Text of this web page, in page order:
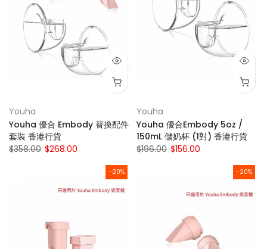
Youha
Youha 優合 Embody 替換配件
套裝 香港行貨
$358.00 $268.00
Youha
Youha 優合Embody 5oz /
150mL 儲奶杯 (1對) 香港行貨
$196.00 $156.00
-20% -20%